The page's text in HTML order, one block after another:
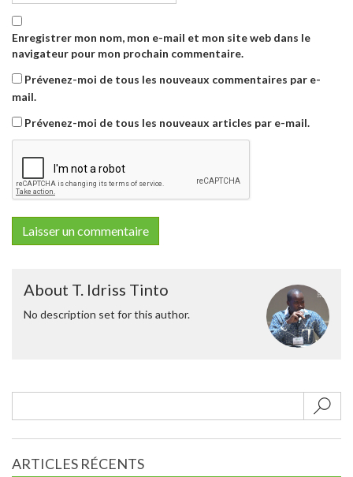
Enregistrer mon nom, mon e-mail et mon site web dans le
navigateur pour mon prochain commentaire.
Prévenez-moi de tous les nouveaux commentaires par e-
mail.
Prévenez-moi de tous les nouveaux articles par e-mail.
About T. Idriss Tinto
No description set for this author.
ARTICLES RÉCENTS